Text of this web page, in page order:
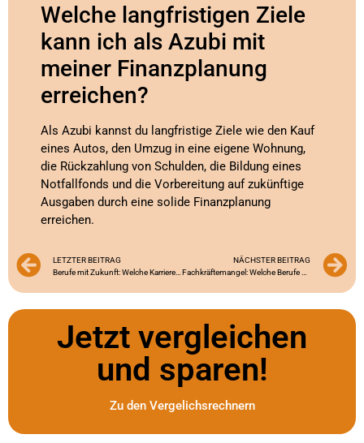
Welche langfristigen Ziele
kann ich als Azubi mit
meiner Finanzplanung
erreichen?
Als Azubi kannst du langfristige Ziele wie den Kauf
eines Autos, den Umzug in eine eigene Wohnung,
die Rückzahlung von Schulden, die Bildung eines
Notfallfonds und die Vorbereitung auf zukünftige
Ausgaben durch eine solide Finanzplanung
erreichen.
LETZTER BEITRAG
Berufe mit Zukunft: Welche Karrierewege stehen dir offen?
NÄCHSTER BEITRAG
Fachkräftemangel: Welche Berufe sind betroffen?
Jetzt vergleichen
und sparen!
Zu den Vergelichsrechnern